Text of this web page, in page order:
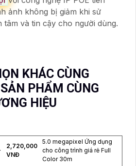
ảnh không bị giảm khi sử
tâm và tin cậy cho người dùng.
KHÁC CÙNG
PHẨM CÙNG
HIỆU
2,720,000
VNĐ
5.0 megapixel Ứng dụng
cho công trình giá rẻ Full
Color 30m